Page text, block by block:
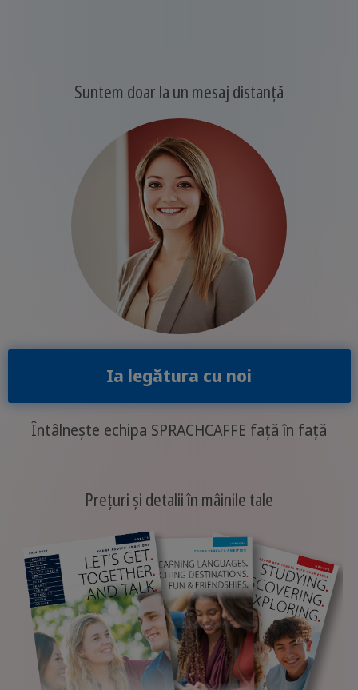
Suntem doar la un mesaj distanță
Ia legătura cu noi
Întâlnește echipa SPRACHCAFFE față în față
Prețuri și detalii în mâinile tale